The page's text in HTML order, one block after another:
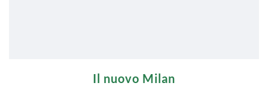
Il nuovo Milan